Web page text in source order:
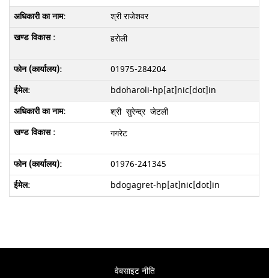
श्री राजेशवर
हरोली
01975-284204
bdoharoli-hp[at]nic[dot]in
श्री सुरेन्द्र जेटली
गगरेट
01976-241345
bdogagret-hp[at]nic[dot]in
वेबसाइट नीति